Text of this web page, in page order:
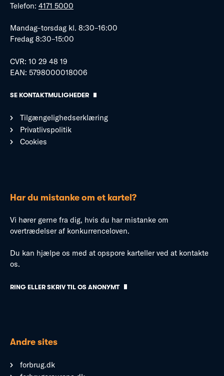
Telefon: 4171 5000
Mandag–torsdag kl. 8:30–16:00
Fredag 8:30–15:00
CVR: 10 29 48 19
EAN: 5798000018006
SE KONTAKTMULIGHEDER
Tilgængelighedserklæring
Privatlivspolitik
Cookies
Har du mistanke om et kartel?
Vi hører gerne fra dig, hvis du har mistanke om
overtrædelser af konkurrenceloven.
Du kan hjælpe os med at opspore karteller ved at kontakte
os.
RING ELLER SKRIV TIL OS ANONYMT
Andre sites
forbrug.dk